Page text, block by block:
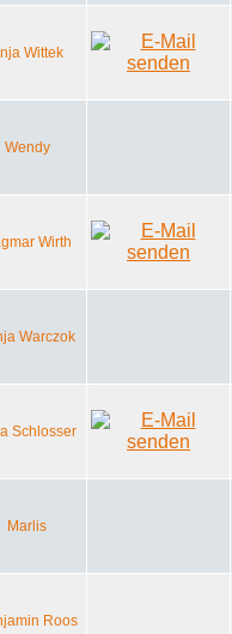
Wittek
Wendy
Wirth
Warczok
Schlosser
Marlis
Roos